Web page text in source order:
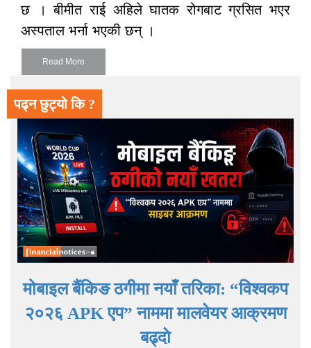
छ । बीमीत राई अहिले घातक रोगबाट ग्रसित भएर
अस्पताल भर्ना भएकी छन् ।
Read More
पढ्न छुट्यो कि ?
मोबाइल बैंकिङ ठगीमा नयाँ तरिका: “विश्वकप
२०२६ APK एप” नाममा मालवेयर आक्रमण
बढ्दाे